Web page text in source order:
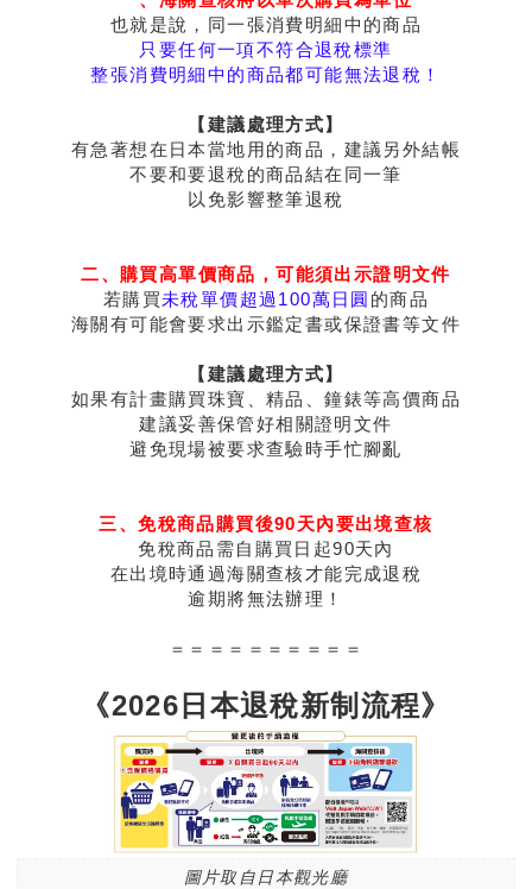
也就是說，同一張消費明細中的商品
只要任何一項不符合退稅標準
整張消費明細中的商品都可能無法退稅！
【建議處理方式】
有急著想在日本當地用的商品，建議另外結帳
不要和要退稅的商品結在同一筆
以免影響整筆退稅
二、 購買高單價商品，可能須出示證明文件
若購買未稅單價超過100萬日圓 的商品
海關有可能會要求出示鑑定書或保證書等文件
【建議處理方式】
如果有計畫購買珠寶、精品、鐘錶等高價商品
建議妥善保管好相關證明文件
避免現場被要求查驗時手忙腳亂
三、免稅商品購買後90天內要出境查核
免稅商品需自購買日起90天內
在出境時通過海關查核才能完成退稅
逾期將無法辦理！
＝＝＝＝＝＝＝＝＝＝
《2026日本退稅新制流程》
圖片取自日本觀光廳